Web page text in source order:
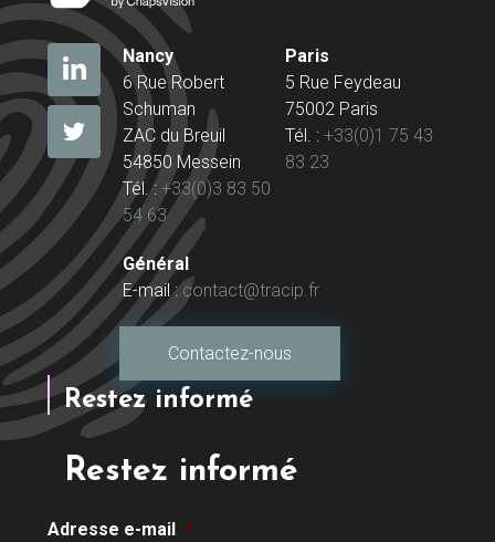
Nancy
6 Rue Robert
Schuman
ZAC du Breuil
54850 Messein
Tél. : +33(0)3 83 50
54 63
Paris
5 Rue Feydeau
75002 Paris
Tél. : +33(0)1 75 43
83 23
Général
E-mail :contact@tracip.fr
Contactez-nous
Restez informé
Restez informé
Adresse e-mail *